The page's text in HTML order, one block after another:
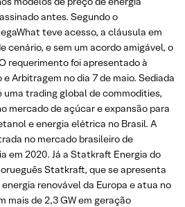
antes. Segundo o
teve acesso, a cláusula em
cenário, e sem um acordo amigável, o
requerimento foi apresentado à
Arbitragem no dia 7 de maio. Sediada
uma trading global de commodities,
mercado de açúcar e expansão para
e energia elétrica no Brasil. A
no mercado brasileiro de
em 2020. Já a Statkraft Energia do
Statkraft, que se apresenta
renovável da Europa e atua no
mais de 2,3 GW em geração